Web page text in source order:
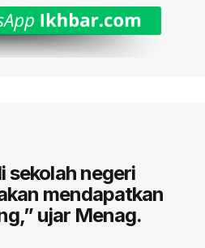
sekolah negeri
mendapatkan
ujar Menag.